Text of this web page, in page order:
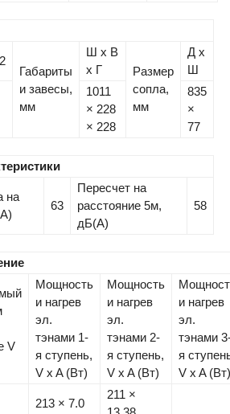
Габариты
и завесы,
мм
Ш х В
х Г
Размер
сопла,
мм
Д х
Ш
1011
× 228
× 228
835
×
77
на
63
Пересчет на
расстояние 5м,
дБ(А)
58
V
Мощность
и нагрев
эл.
тэнами 1-
я ступень,
V x A (Вт)
Мощность
и нагрев
эл.
тэнами 2-
я ступень,
V x A (Вт)
и нагрев
эл.
тэнами
я
V x A (Вт)
213 × 7.0
211 ×